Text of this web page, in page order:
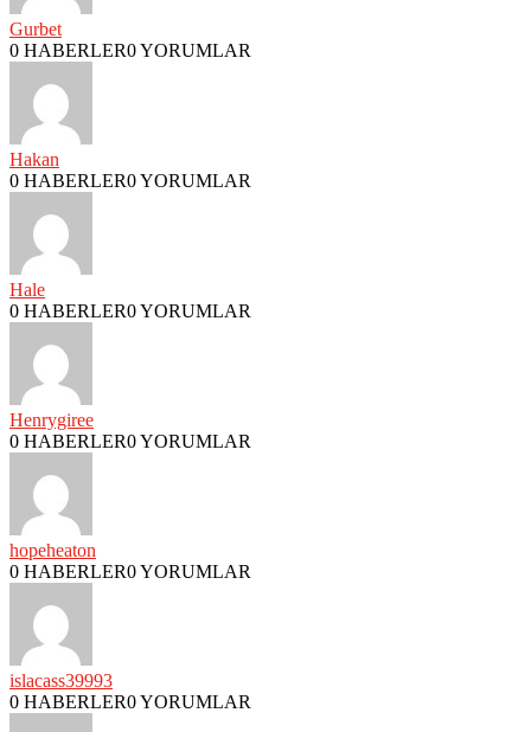
Gurbet
0 HABERLER0 YORUMLAR
Hakan
0 HABERLER0 YORUMLAR
Hale
0 HABERLER0 YORUMLAR
Henrygiree
0 HABERLER0 YORUMLAR
hopeheaton
0 HABERLER0 YORUMLAR
islacass39993
0 HABERLER0 YORUMLAR